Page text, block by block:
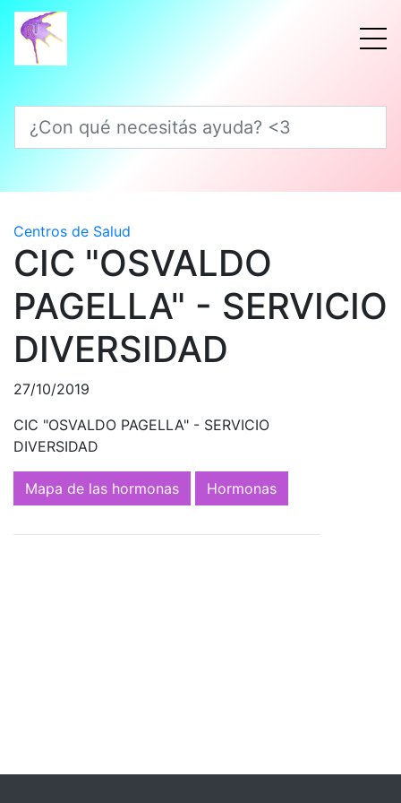
¿Con qué necesitás ayuda? <3
Centros de Salud
CIC "OSVALDO
PAGELLA" - SERVICIO
DIVERSIDAD
27/10/2019
CIC "OSVALDO PAGELLA" - SERVICIO
DIVERSIDAD
Mapa de las hormonas Hormonas